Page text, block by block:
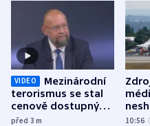
VIDEO
Mezinárodní
terorismus se stal
cenově dostupným,
varuje Bartošek
před 3m 10:56